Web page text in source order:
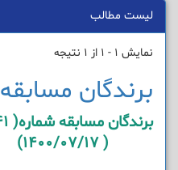
لیست مطالب
نمایش 1 - 1 از 1 نتیجه
برندگان مسابقه 441
برندگان مسابقه شماره( 441)
( 1400/07/17)